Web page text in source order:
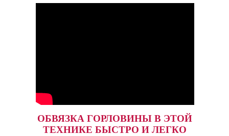
ОБВЯЗКА ГОРЛОВИНЫ В ЭТОЙ
ТЕХНИКЕ БЫСТРО И ЛЕГКО